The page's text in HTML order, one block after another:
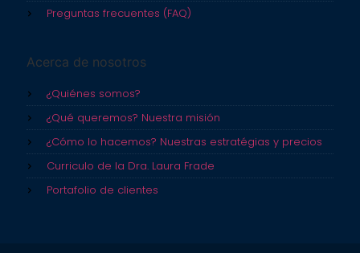
Preguntas frecuentes (FAQ)
Acerca de nosotros
¿Quiénes somos?
¿Qué queremos? Nuestra misión
¿Cómo lo hacemos? Nuestras estratégias y precios
Curriculo de la Dra. Laura Frade
Portafolio de clientes